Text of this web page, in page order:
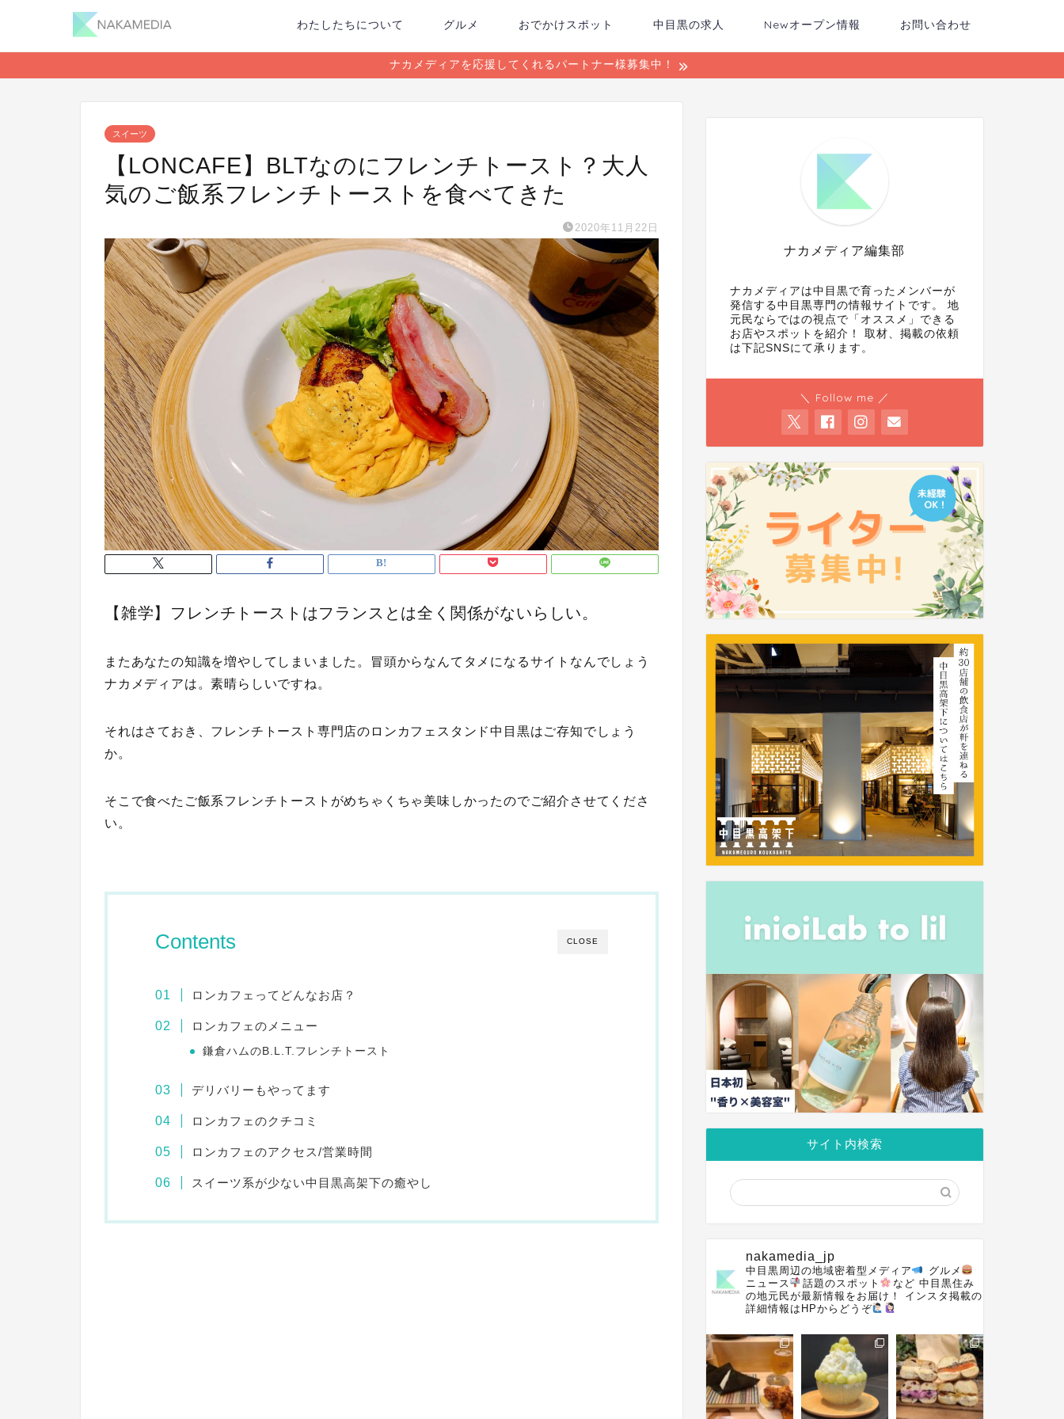
わたしたちについて グルメ おでかけスポット 中目黒の求人 Newオープン情報 お問い合わせ
ナカメディアを応援してくれるパートナー様募集中！
スイーツ
【LONCAFE】BLTなのにフレンチトースト？大人
気のご飯系フレンチトーストを食べてきた
2020年11月22日
【雑学】フレンチトーストはフランスとは全く関係がないらしい。
またあなたの知識を増やしてしまいました。冒頭からなんてタメになるサイトなんでしょう
ナカメディアは。素晴らしいですね。
それはさておき、フレンチトースト専門店のロンカフェスタンド中目黒はご存知でしょう
か。
そこで食べた ご飯系フレンチトースト がめちゃくちゃ美味しかったのでご紹介させてくださ
い。
CLOSE
Contents
ロンカフェってどんなお店？
ロンカフェのメニュー
鎌倉ハムのB.L.T.フレンチトースト
デリバリーもやってます
ロンカフェのクチコミ
ロンカフェのアクセス/営業時間
スイーツ系が少ない中目黒高架下の癒やし
ナカメディア編集部
ナカメディアは中目黒で育ったメンバーが
発信する中目黒専門の情報サイトです。 地
元民ならではの視点で「オススメ」できる
お店やスポットを紹介！ 取材、掲載の依頼
は下記SNSにて承ります。
＼ Follow me ／
サイト内検索
nakamedia_jp
中目黒周辺の地域密着型メディア
グルメ
ニュース
話題のスポット など 中目黒住み
の地元民が最新情報をお届け！
インスタ掲載の
詳細情報はHPからどうぞ